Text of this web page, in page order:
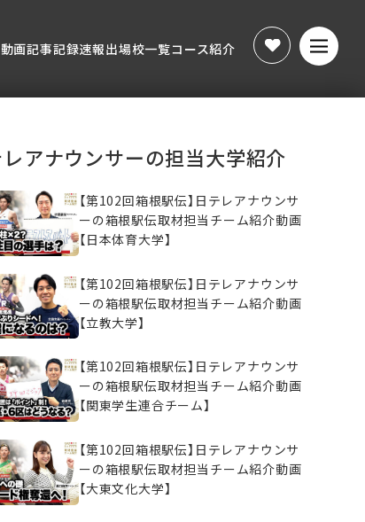
動画記事記録速報出場校一覧コース紹介
アナウンサーの担当大学紹介
【第102回箱根駅伝】日テレアナウンサ
ーの箱根駅伝取材担当チーム紹介動画
【日本体育大学】
【第102回箱根駅伝】日テレアナウンサ
ーの箱根駅伝取材担当チーム紹介動画
【立教大学】
【第102回箱根駅伝】日テレアナウンサ
ーの箱根駅伝取材担当チーム紹介動画
【関東学生連合チーム】
【第102回箱根駅伝】日テレアナウンサ
ーの箱根駅伝取材担当チーム紹介動画
【大東文化大学】